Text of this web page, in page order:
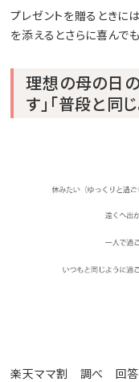
プレゼントを贈るときに
を添えるとさらに喜んで
理想の母の日の
す」「普段と同
楽天ママ割 調べ 回答